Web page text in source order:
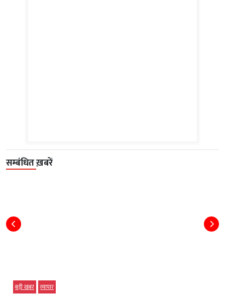
सम्बंधित ख़बरें
बड़ी खबर व्‍यापार